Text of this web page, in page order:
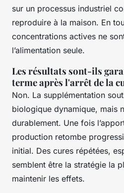
sur un processus industriel
reproduire à la maison. En
concentrations actives ne
l’alimentation seule.
Les résultats sont-ils
terme après l'arrêt de la
Non. La supplémentation
biologique dynamique, mais
durablement. Une fois
production retombe
initial. Des cures répétées,
semblent être la stratégie la
maintenir les effets.